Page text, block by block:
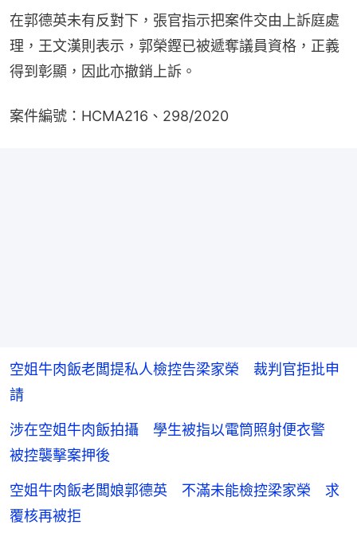
在郭德英未有反對下，張官指示把案件交由上訴庭處
理，王文漢則表示，郭榮鏗已被遞奪議員資格，正義
得到彰顯，因此亦撤銷上訴。
案件編號：HCMA216、298/2020
空姐牛肉飯老闆提私人檢控告梁家榮 裁判官拒批申
請
涉在空姐牛肉飯拍攝 學生被指以電筒照射便衣警
被控襲擊案押後
空姐牛肉飯老闆娘郭德英 不滿未能檢控梁家榮 求
覆核再被拒